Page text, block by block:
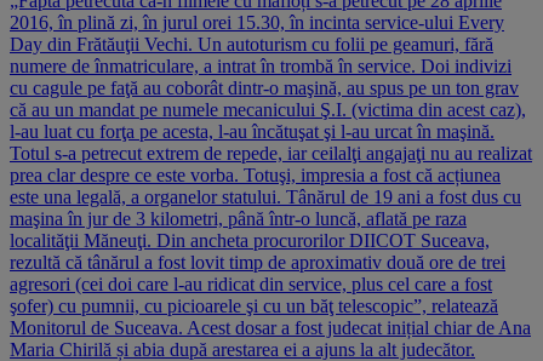
2016, în plină zi, în jurul orei 15.30, în incinta service-ului Every
Day din Frătăuţii Vechi. Un autoturism cu folii pe geamuri, fără
numere de înmatriculare, a intrat în trombă în service. Doi indivizi
cu cagule pe faţă au coborât dintr-o maşină, au spus pe un ton grav
că au un mandat pe numele mecanicului Ş.I. (victima din acest caz),
l-au luat cu forţa pe acesta, l-au încătuşat şi l-au urcat în maşină.
Totul s-a petrecut extrem de repede, iar ceilalţi angajaţi nu au realizat
prea clar despre ce este vorba. Totuşi, impresia a fost că acțiunea
este una legală, a organelor statului. Tânărul de 19 ani a fost dus cu
maşina în jur de 3 kilometri, până într-o luncă, aflată pe raza
localităţii Măneuţi. Din ancheta procurorilor DIICOT Suceava,
rezultă că tânărul a fost lovit timp de aproximativ două ore de trei
agresori (cei doi care l-au ridicat din service, plus cel care a fost
şofer) cu pumnii, cu picioarele şi cu un băţ telescopic”, relatează
Monitorul de Suceava. Acest dosar a fost judecat inițial chiar de Ana
Maria Chirilă și abia după arestarea ei a ajuns la alt judecător.